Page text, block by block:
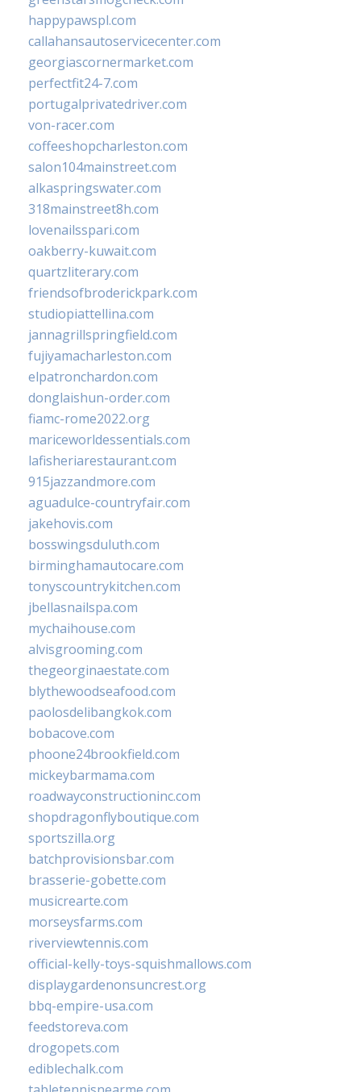
happypawspl.com
callahansautoservicecenter.com
georgiascornermarket.com
perfectfit24-7.com
portugalprivatedriver.com
von-racer.com
coffeeshopcharleston.com
salon104mainstreet.com
alkaspringswater.com
318mainstreet8h.com
lovenailsspari.com
oakberry-kuwait.com
quartzliterary.com
friendsofbroderickpark.com
studiopiattellina.com
jannagrillspringfield.com
fujiyamacharleston.com
elpatronchardon.com
donglaishun-order.com
fiamc-rome2022.org
mariceworldessentials.com
lafisheriarestaurant.com
915jazzandmore.com
aguadulce-countryfair.com
jakehovis.com
bosswingsduluth.com
birminghamautocare.com
tonyscountrykitchen.com
jbellasnailspa.com
mychaihouse.com
alvisgrooming.com
thegeorginaestate.com
blythewoodseafood.com
paolosdelibangkok.com
bobacove.com
phoone24brookfield.com
mickeybarmama.com
roadwayconstructioninc.com
shopdragonflyboutique.com
sportszilla.org
batchprovisionsbar.com
brasserie-gobette.com
musicrearte.com
morseysfarms.com
riverviewtennis.com
official-kelly-toys-squishmallows.com
displaygardenonsuncrest.org
bbq-empire-usa.com
feedstoreva.com
drogopets.com
ediblechalk.com